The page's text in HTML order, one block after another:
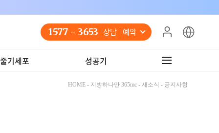
1577 - 3653 상담 예약
기세포 성공기
HOME - 지방하나만 365mc - 새소식 - 공지사항